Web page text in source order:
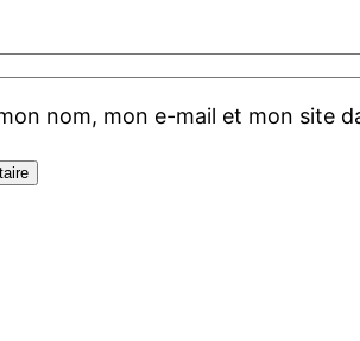
nom, mon e-mail et mon site